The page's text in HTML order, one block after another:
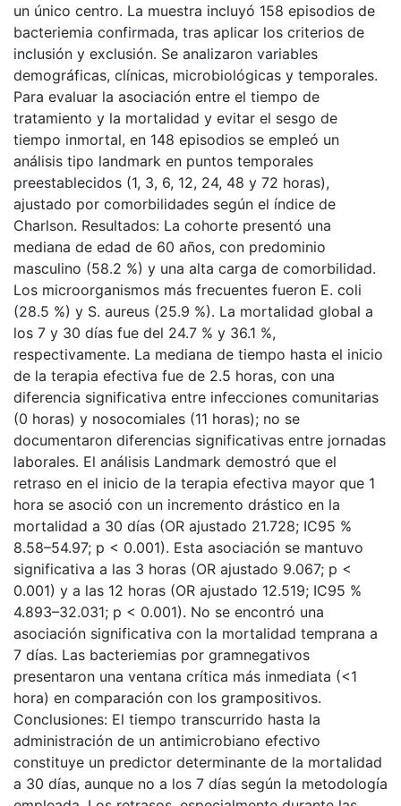
un único centro. La muestra incluyó 158 episodios de
bacteriemia confirmada, tras aplicar los criterios de
inclusión y exclusión. Se analizaron variables
demográficas, clínicas, microbiológicas y temporales.
Para evaluar la asociación entre el tiempo de
tratamiento y la mortalidad y evitar el sesgo de
tiempo inmortal, en 148 episodios se empleó un
análisis tipo landmark en puntos temporales
preestablecidos (1, 3, 6, 12, 24, 48 y 72 horas),
ajustado por comorbilidades según el índice de
Charlson. Resultados: La cohorte presentó una
mediana de edad de 60 años, con predominio
masculino (58.2 %) y una alta carga de comorbilidad.
Los microorganismos más frecuentes fueron E. coli
(28.5 %) y S. aureus (25.9 %). La mortalidad global a
los 7 y 30 días fue del 24.7 % y 36.1 %,
respectivamente. La mediana de tiempo hasta el inicio
de la terapia efectiva fue de 2.5 horas, con una
diferencia significativa entre infecciones comunitarias
(0 horas) y nosocomiales (11 horas); no se
documentaron diferencias significativas entre jornadas
laborales. El análisis Landmark demostró que el
retraso en el inicio de la terapia efectiva mayor que 1
hora se asoció con un incremento drástico en la
mortalidad a 30 días (OR ajustado 21.728; IC95 %
8.58–54.97; p < 0.001). Esta asociación se mantuvo
significativa a las 3 horas (OR ajustado 9.067; p <
0.001) y a las 12 horas (OR ajustado 12.519; IC95 %
4.893–32.031; p < 0.001). No se encontró una
asociación significativa con la mortalidad temprana a
7 días. Las bacteriemias por gramnegativos
presentaron una ventana crítica más inmediata (<1
hora) en comparación con los grampositivos.
Conclusiones: El tiempo transcurrido hasta la
administración de un antimicrobiano efectivo
constituye un predictor determinante de la mortalidad
a 30 días, aunque no a los 7 días según la metodología